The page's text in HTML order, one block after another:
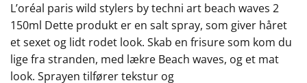
L’oréal paris wild stylers by techni art beach waves 2
150ml Dette produkt er en salt spray, som giver håret
et sexet og lidt rodet look. Skab en frisure som kom du
lige fra stranden, med lækre Beach waves, og et mat
look. Sprayen tilfører tekstur og